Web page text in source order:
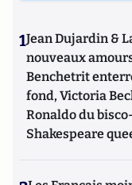
1Jean Dujardin &
nouveaux
Benchetrit
fond, Victoria
Ronaldo du
Shakespeare